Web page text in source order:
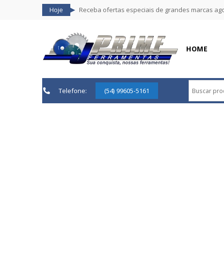
Hoje Receba ofertas especiais de grandes marcas
HOME
Telefone: (54) 99605-5161